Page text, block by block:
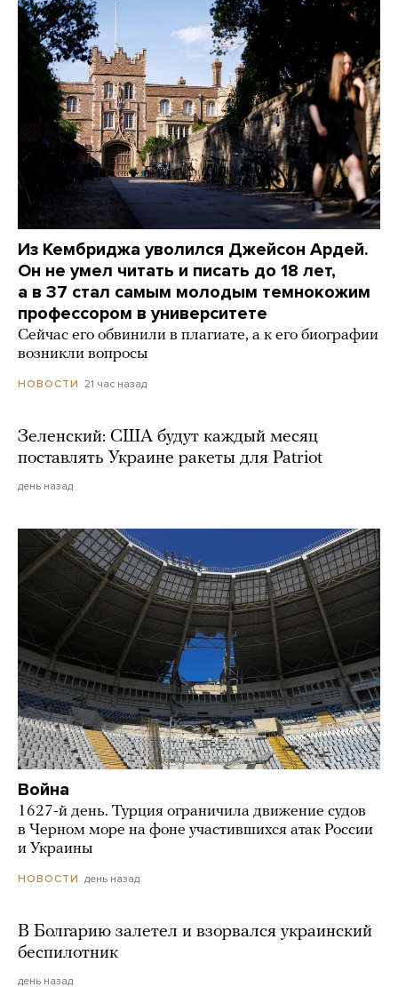
Из Кембриджа уволился Джейсон Ардей.
Он не умел читать и писать до 18 лет,
а в 37 стал самым молодым темнокожим
профессором в университете
Сейчас его обвинили в плагиате, а к его биографии
возникли вопросы
НОВОСТИ 21 час назад
Зеленский: США будут каждый месяц
поставлять Украине ракеты для Patriot
день назад
Война
1627-й день. Турция ограничила движение судов
в Черном море на фоне участившихся атак России
и Украины
НОВОСТИ день назад
В Болгарию залетел и взорвался украинский
беспилотник
день назад